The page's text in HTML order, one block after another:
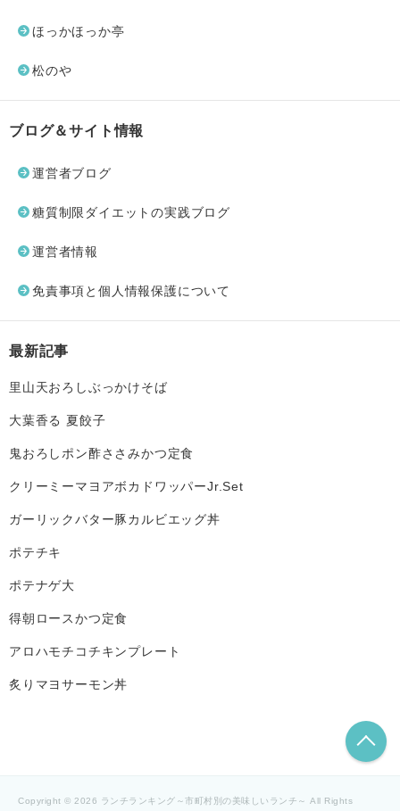
ほっかほっか亭
松のや
ブログ＆サイト情報
運営者ブログ
糖質制限ダイエットの実践ブログ
運営者情報
免責事項と個人情報保護について
最新記事
里山天おろしぶっかけそば
大葉香る 夏餃子
鬼おろしポン酢ささみかつ定食
クリーミーマヨアボカドワッパーJr.Set
ガーリックバター豚カルビエッグ丼
ポテチキ
ポテナゲ大
得朝ロースかつ定食
アロハモチコチキンプレート
炙りマヨサーモン丼
Copyright © 2026 ランチランキング～市町村別の美味しいランチ～ All Rights